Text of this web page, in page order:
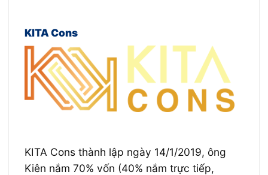
KITA Cons
KITA Cons thành lập ngày 14/1/2019, ông
Kiên nắm 70% vốn (40% nắm trực tiếp,